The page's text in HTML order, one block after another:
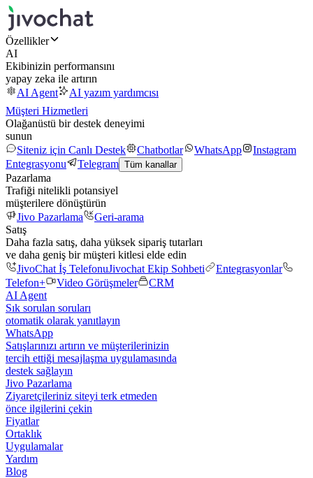
Özellikler
AI
Ekibinizin performansını
yapay zeka ile artırın
AI Agent
AI yazım yardımcısı
Müşteri Hizmetleri
Olağanüstü bir destek deneyimi
sunun
Siteniz için Canlı Destek
Chatbotlar WhatsApp
Instagram
Entegrasyonu
Telegram Tüm kanallar
Pazarlama
Trafiği nitelikli potansiyel
müşterilere dönüştürün
Jivo Pazarlama
Geri-arama
Satış
Daha fazla satış, daha yüksek sipariş tutarları
ve daha geniş bir müşteri kitlesi elde edin
JivoChat İş TelefonuJivochat Ekip Sohbeti
Entegrasyonlar
Telefon+
Video Görüşmeler
CRM
AI Agent
Sık sorulan soruları
otomatik olarak yanıtlayın
WhatsApp
Satışlarınızı artırın ve müşterilerinizin
tercih ettiği mesajlaşma uygulamasında
destek sağlayın
Jivo Pazarlama
Ziyaretçileriniz siteyi terk etmeden
önce ilgilerini çekin
Fiyatlar
Ortaklık
Uygulamalar
Yardım
Blog